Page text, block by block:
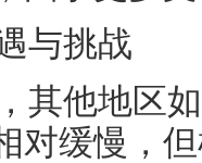
与挑战
其他地区
对缓慢，